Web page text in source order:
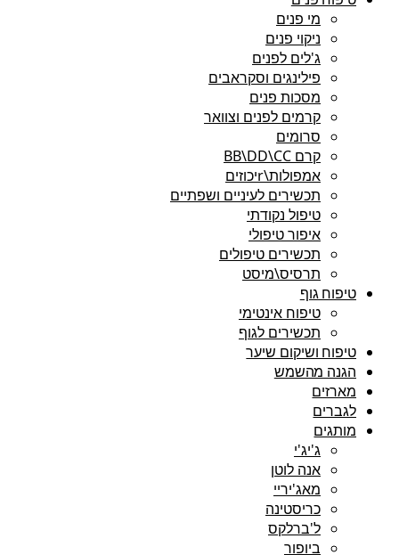
מי פנים
ניקוי פנים
ג'לים לפנים
פילינגים וסקראבים
מסכות פנים
קרמים לפנים וצוואר
סרומים
קרם BB\DD\CC
אמפולות\rיכוזים
תכשירים לעיניים ושפתיים
טיפול נקודתי
איפור טיפולי
תכשירים טיפולים
תרסיס\מיסט
טיפוח גוף
טיפוח אינטימי
תכשירים לגוף
טיפוח ושיקום שיער
הגנה מהשמש
מארזים
לגברים
מותגים
ג'יג'י
אנה לוטן
מאג'יריי
כריסטינה
ל'ברלקס
ביופור